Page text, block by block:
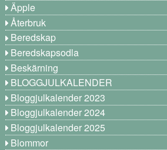
Äpple
Återbruk
Beredskap
Beredskapsodla
Beskärning
BLOGGJULKALENDER
Bloggjulkalender 2023
Bloggjulkalender 2024
Bloggjulkalender 2025
Blommor